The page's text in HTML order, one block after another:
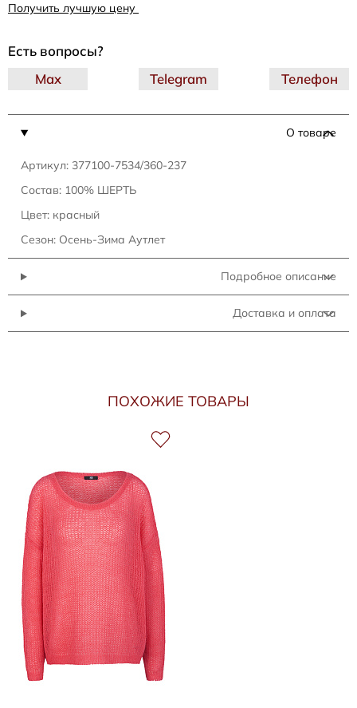
Получить лучшую цену
О товаре
Артикул: 377100-7534/360-237
Состав: 100% ШЕРТЬ
Цвет: красный
Сезон: Осень-Зима Аутлет
Подробное описание
Доставка и оплата
Есть вопросы?
Telegram
Max Телефон
ПОХОЖИЕ ТОВАРЫ